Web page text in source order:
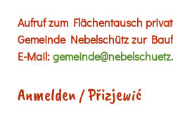
Aufruf zum Flächentausch
Gemeinde Nebelschütz zur
E-Mail:
Anmelden / Přizjewić